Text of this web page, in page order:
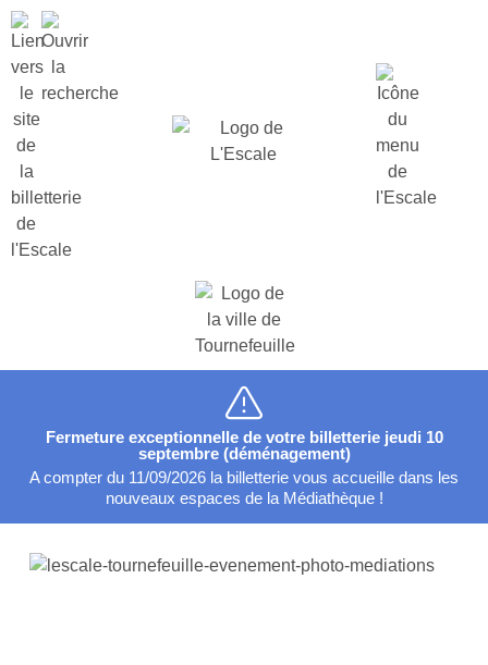
Fermeture exceptionnelle de votre billetterie jeudi 10
septembre (déménagement)
A compter du 11/09/2026 la billetterie vous accueille dans les
nouveaux espaces de la Médiathèque !